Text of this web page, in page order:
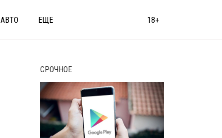
АВТО ЕЩЕ 18+
СРОЧНОЕ